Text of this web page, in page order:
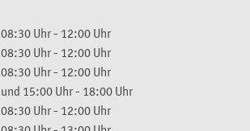
08:30 Uhr- 12:00 Uhr
08:30 Uhr- 12:00 Uhr
08:30 Uhr- 12:00 Uhr
und 15:00 Uhr- 18:00 Uhr
08:30 Uhr- 12:00 Uhr